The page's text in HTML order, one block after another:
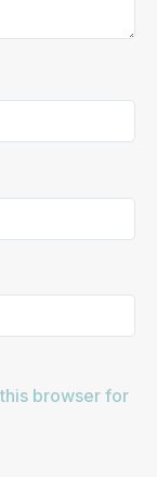
browser for